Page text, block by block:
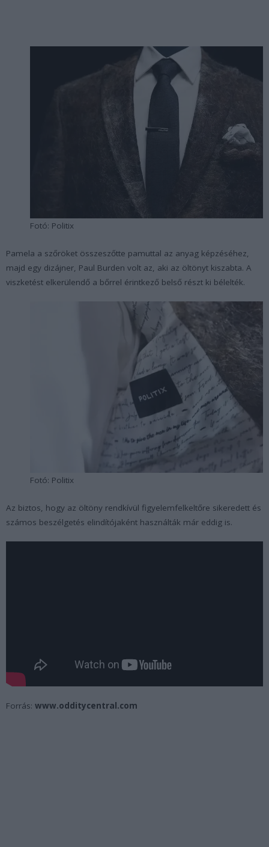
Fotó: Politix
Pamela a szőröket összeszőtte pamuttal az anyag képzéséhez,
majd egy dizájner, Paul Burden volt az, aki az öltönyt kiszabta. A
viszketést elkerülendő a bőrrel érintkező belső részt ki bélelték.
Fotó: Politix
Az biztos, hogy az öltöny rendkívül figyelemfelkeltőre sikeredett és
számos beszélgetés elindítójaként használták már eddig is.
Forrás: www.odditycentral.com